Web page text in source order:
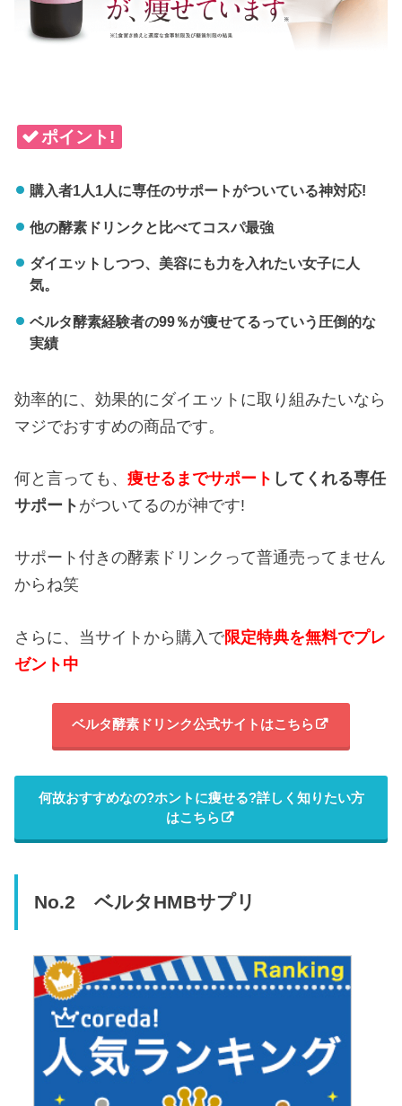
ポイント!
購入者1人1人に専任のサポートがついている神対応!
他の酵素ドリンクと比べてコスパ最強
ダイエットしつつ、美容にも力を入れたい女子に人
気。
ベルタ酵素経験者の99％が痩せてるっていう圧倒的な
実績
効率的に、効果的にダイエットに取り組みたいなら
マジでおすすめの商品です。
何と言っても、痩せるまでサポート してくれる専任
サポート がついてるのが神です!
サポート付きの酵素ドリンクって普通売ってません
からね笑
さらに、当サイトから購入で限定特典を無料でプレ
ゼント中
ベルタ酵素ドリンク公式サイトはこちら
何故おすすめなの?ホントに痩せる?詳しく知りたい方
はこちら
No.2 ベルタHMBサプリ